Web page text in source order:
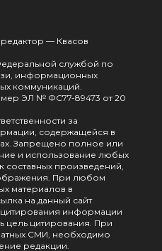
— Квасов
службой по
информационных
коммуникаций.
ЭЛ № ФС77-89473 от 20
за
содержащейся в
Запрещено полное или
и использование любых
составных произведений,
При любом
материалов в
на данный сайт
информации
цель цитирования. При
СМИ, необходимо
редакции.